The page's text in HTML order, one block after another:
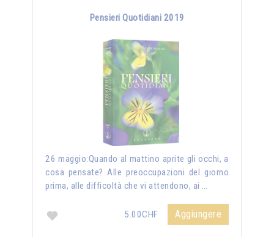
Pensieri Quotidiani 2019
26 maggio:Quando al mattino aprite gli occhi, a
cosa pensate? Alle preoccupazioni del giorno
prima, alle difficoltà che vi attendono, ai …
5.00CHF Aggiungere